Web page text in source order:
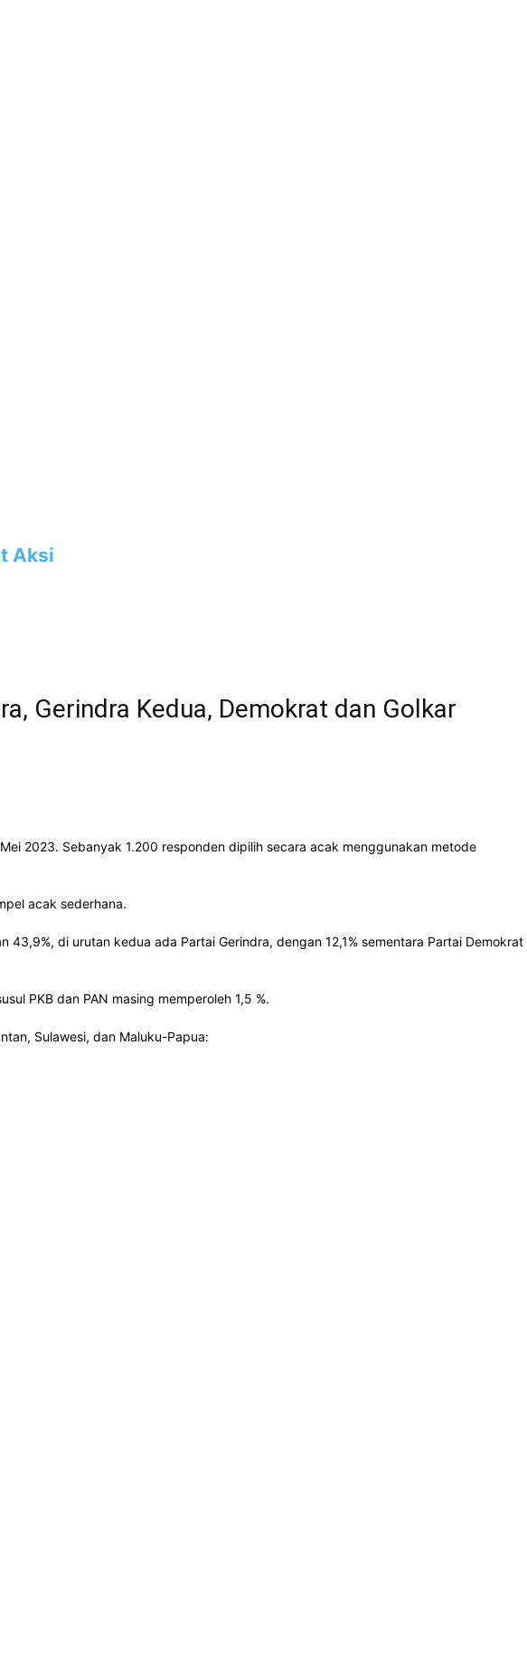
Aksi
Gerindra Kedua, Demokrat dan Golkar
2023. Sebanyak 1.200 responden dipilih secara acak menggunakan metode
acak sederhana.
di urutan kedua ada Partai Gerindra, dengan 12,1% sementara Partai Demokrat
PKB dan PAN masing memperoleh 1,5 %.
Sulawesi, dan Maluku-Papua: